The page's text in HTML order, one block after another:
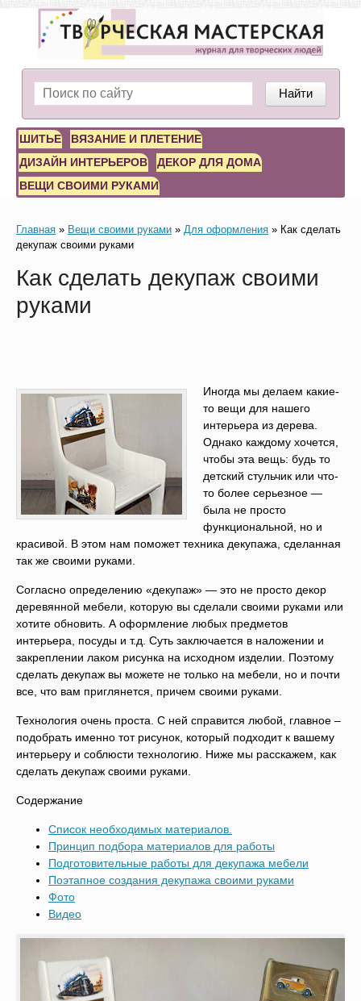
Найти
ШИТЬЕ
ВЯЗАНИЕ И ПЛЕТЕНИЕ
ДИЗАЙН ИНТЕРЬЕРОВ
ДЕКОР ДЛЯ ДОМА
ВЕЩИ СВОИМИ РУКАМИ
Главная » Вещи своими руками » Для оформления » Как сделать
декупаж своими руками
Как сделать декупаж своими
руками
Иногда мы делаем какие-
то вещи для нашего
интерьера из дерева.
Однако каждому хочется,
чтобы эта вещь: будь то
детский стульчик или что-
то более серьезное —
была не просто
функциональной, но и
красивой. В этом нам поможет техника декупажа, сделанная
так же своими руками.
Согласно определению «декупаж» — это не просто декор
деревянной мебели, которую вы сделали своими руками или
хотите обновить. А оформление любых предметов
интерьера, посуды и т.д. Суть заключается в наложении и
закреплении лаком рисунка на исходном изделии. Поэтому
сделать декупаж вы можете не только на мебели, но и почти
все, что вам приглянется, причем своими руками.
Технология очень проста. С ней справится любой, главное –
подобрать именно тот рисунок, который подходит к вашему
интерьеру и соблюсти технологию. Ниже мы расскажем, как
сделать декупаж своими руками.
Содержание
Список необходимых материалов.
Принцип подбора материалов для работы
Подготовительные работы для декупажа мебели
Поэтапное создания декупажа своими руками
Фото
Видео